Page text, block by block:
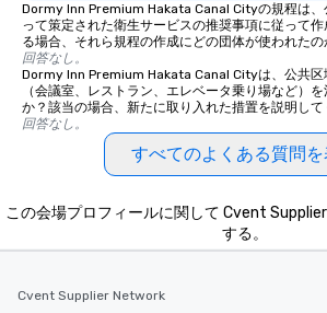
Dormy Inn Premium Hakata Canal Cityの規程は、
って策定された衛生サービスの推奨事項に従って
る場合、それら規程の作成にどの団体が使われたの
回答なし。
Dormy Inn Premium Hakata Canal Cityは、公共区
（会議室、レストラン、エレベータ乗り場など）
か？該当の場合、新たに取り入れた措置を説明して
回答なし。
すべてのよくある質問
この会場プロフィールに関して Cvent
する。
Cvent Supplier Network